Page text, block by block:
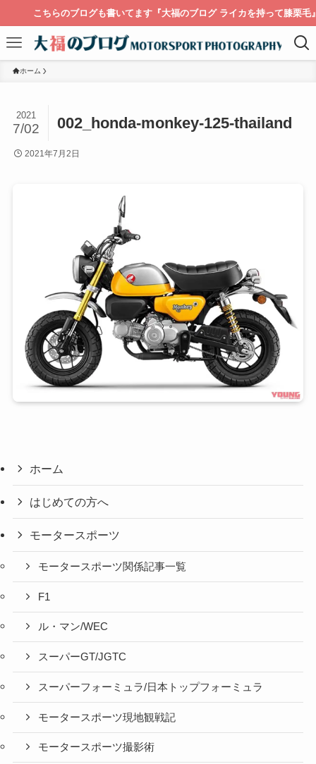
こちらのブログも書いてます『大福のブログ ライカを持って膝栗毛』
ホーム
002_honda-monkey-125-thailand
2021
7/02
2021年7月2日
ホーム
はじめての方へ
モータースポーツ
モータースポーツ関係記事一覧
F1
ル・マン/WEC
スーパーGT/JGTC
スーパーフォーミュラ/日本トップフォーミュラ
モータースポーツ現地観戦記
モータースポーツ撮影術